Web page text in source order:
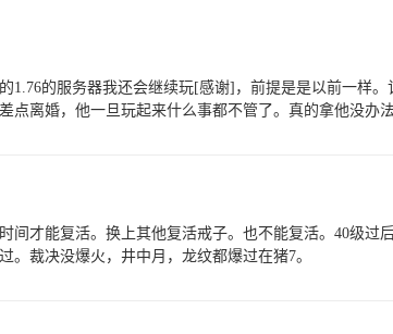
1.76的服务器我还会继续玩[感谢]，前提是是以前一样
点离婚，他一旦玩起来什么事都不管了。真的拿他没办
间才能复活。换上其他复活戒子。也不能复活。40级过
。裁决没爆火，井中月，龙纹都爆过在猪7。